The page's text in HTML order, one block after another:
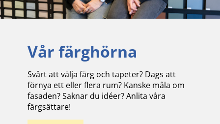
Vår färghörna
Svårt att välja färg och tapeter? Dags att
förnya ett eller flera rum? Kanske måla om
fasaden? Saknar du idéer? Anlita våra
färgsättare!